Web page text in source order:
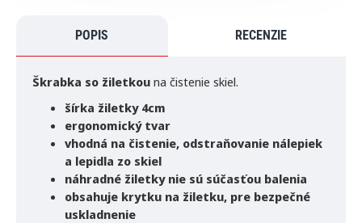
POPIS RECENZIE
Škrabka so žiletkou na čistenie skiel.
šírka žiletky 4cm
ergonomický tvar
vhodná na čistenie, odstraňovanie nálepiek
a lepidla zo skiel
náhradné žiletky nie sú súčasťou balenia
obsahuje krytku na žiletku, pre bezpečné
uskladnenie